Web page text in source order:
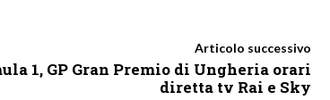
Articolo successivo
1, GP Gran Premio di Ungheria orari
diretta tv Rai e Sky